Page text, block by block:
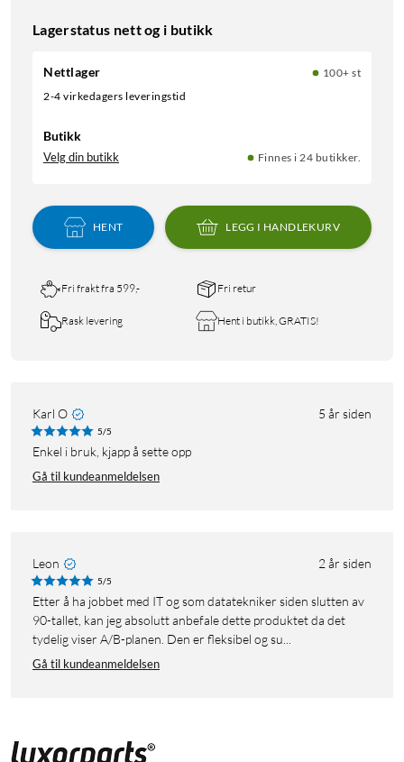
Lagerstatus nett og i butikk
Nettlager
100+ st
2-4 virkedagers leveringstid
Butikk
Velg din butikk Finnes i 24 butikker.
HENT LEGG I HANDLEKURV
Fri frakt fra 599,- Fri retur
Rask levering Hent i butikk, GRATIS!
Karl O 5 år siden
5/5
Enkel i bruk, kjapp å sette opp
Gå til kundeanmeldelsen
Leon 2 år siden
5/5
Etter å ha jobbet med IT og som datatekniker siden slutten av
90-tallet, kan jeg absolutt anbefale dette produktet da det
tydelig viser A/B-planen. Den er fleksibel og su...
Gå til kundeanmeldelsen